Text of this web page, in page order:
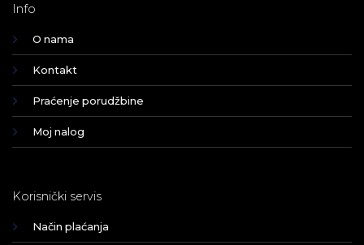
Info
O nama
Kontakt
Praćenje porudžbine
Moj nalog
Korisnički servis
Način plaćanja